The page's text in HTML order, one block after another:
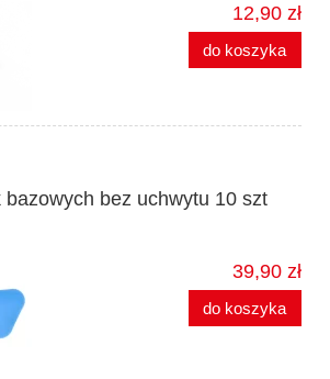
12,90 zł
do koszyka
bazowych bez uchwytu 10 szt
39,90 zł
do koszyka